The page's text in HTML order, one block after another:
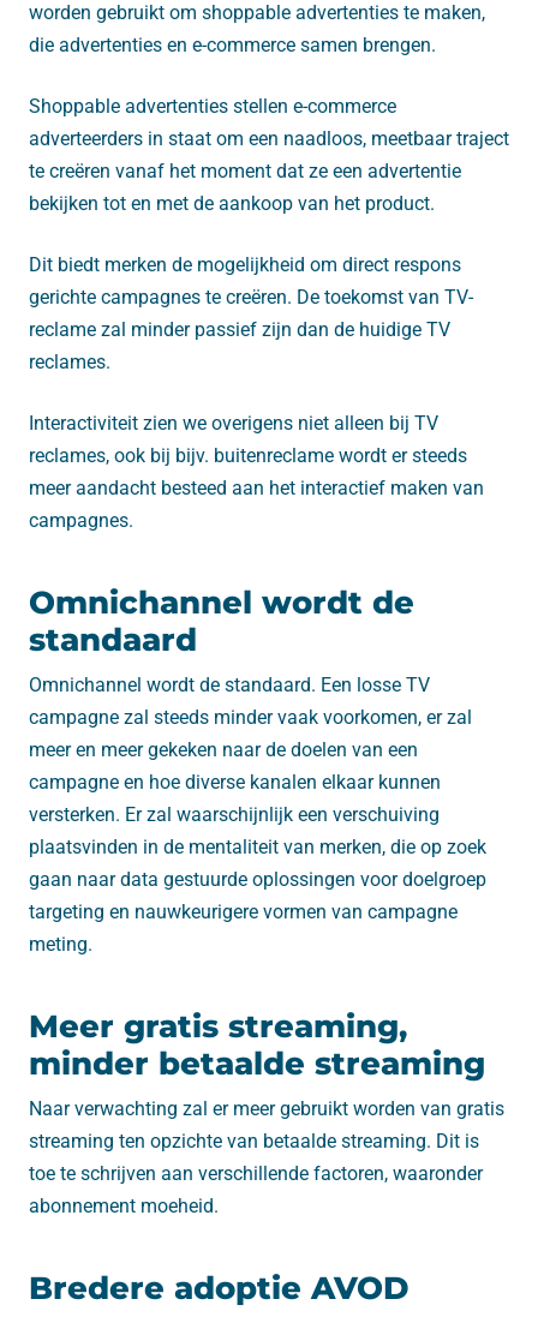
worden gebruikt om shoppable advertenties te maken,
die advertenties en e-commerce samen brengen.
Shoppable advertenties stellen e-commerce
adverteerders in staat om een ​​naadloos, meetbaar traject
te creëren vanaf het moment dat ze een advertentie
bekijken tot en met de aankoop van het product.
Dit biedt merken de mogelijkheid om direct respons
gerichte campagnes te creëren. De toekomst van TV-
reclame zal minder passief zijn dan de huidige TV
reclames.
Interactiviteit zien we overigens niet alleen bij TV
reclames, ook bij bijv. buitenreclame wordt er steeds
meer aandacht besteed aan het interactief maken van
campagnes.
Omnichannel wordt de
standaard
Omnichannel wordt de standaard. Een losse TV
campagne zal steeds minder vaak voorkomen, er zal
meer en meer gekeken naar de doelen van een
campagne en hoe diverse kanalen elkaar kunnen
versterken. Er zal waarschijnlijk een verschuiving
plaatsvinden in de mentaliteit van merken, die op zoek
gaan naar data gestuurde oplossingen voor doelgroep
targeting en nauwkeurigere vormen van campagne
meting.
Meer gratis streaming,
minder betaalde streaming
Naar verwachting zal er meer gebruikt worden van gratis
streaming ten opzichte van betaalde streaming. Dit is
toe te schrijven aan verschillende factoren, waaronder
abonnement moeheid.
Bredere adoptie AVOD